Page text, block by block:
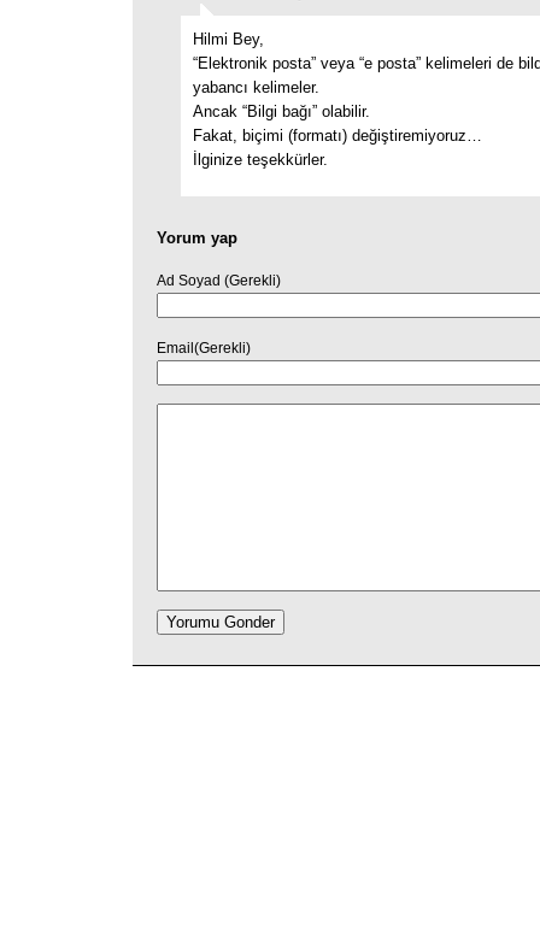
Hilmi Bey,
“Elektronik posta” veya “e posta” kelimeleri de
yabancı kelimeler.
Ancak “Bilgi bağı” olabilir.
Fakat, biçimi (formatı) değiştiremiyoruz…
İlginize teşekkürler.
Yorum yap
Ad Soyad (Gerekli)
Email(Gerekli)